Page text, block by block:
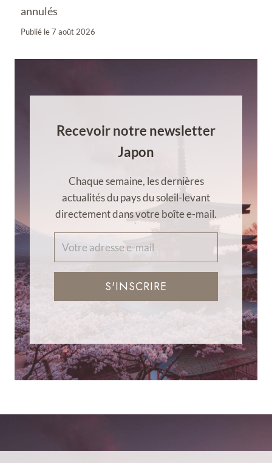
annulés
Publié le7 août 2026
Recevoir notre newsletter
Japon
Chaque semaine, les dernières
actualités du pays du soleil-levant
directement dans votre boîte e-mail.
S'INSCRIRE